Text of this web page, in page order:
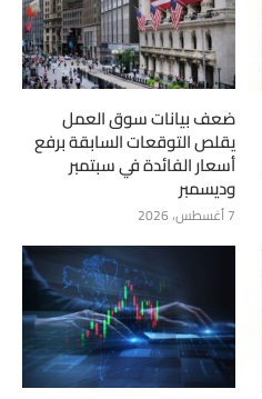
ضعف بيانات سوق العمل
يقلص التوقعات السابقة برفع
أسعار الفائدة في سبتمبر
وديسمبر
7 أغسطس، 2026